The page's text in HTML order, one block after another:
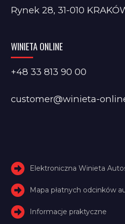
Rynek 28, 31-010
WINIETA ONLINE
+48 33 813 90 00
customer@winieta-
Elektroniczna Winieta
Mapa płatnych odcinków
Informacje praktyczne